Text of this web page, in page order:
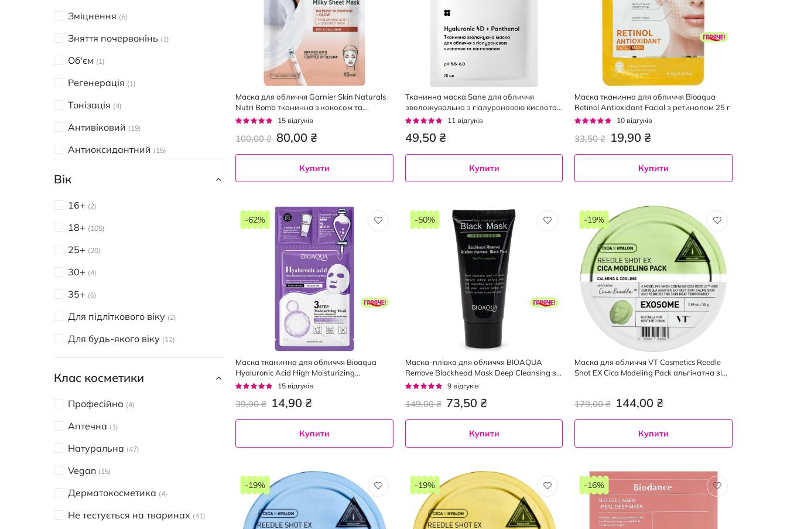
Маска для обличчя Garnier Skin Naturals
Nutri Bomb тканинна з кокосом та
гіалуроновою кислотою 28 г
Рейтинг:
15 відгуків
80,00 ₴
100,00 ₴
Купити
Тканинна маска Sane для обличчя
зволожувальна з гіалуроновою кислотою
та пaнтeнoлoм 25 мл
Рейтинг:
11 відгуків
49,50 ₴
Купити
Маска тканинна для обличчя Bioaqua
Retinol Antioxidant Facial з ретинолом 25 г
Рейтинг:
10 відгуків
19,90 ₴
33,50 ₴
Купити
Маска тканинна для обличчя Bioaqua
Hyaluronic Acid High Moisturizing
Nourishing з гіалуроновою кислотою 25 г
Рейтинг:
15 відгуків
14,90 ₴
39,90 ₴
-62%
Купити
Маска-плівка для обличчя BIOAQUA
Remove Blackhead Mask Deep Cleansing з
активованим вугіллям від чорних цяток
Рейтинг:
9 відгуків
73,50 ₴
149,00 ₴
-50%
Купити
Маска для обличчя VT Cosmetics Reedle
Shot EX Cica Modeling Pack альгінатна зі
144,00 ₴
179,00 ₴
-19%
Купити
-19% -19% -16%
Зміцнення 6
Зняття почервонінь 1
Об'єм 1
Регенерація 1
Тонізація 4
Антивіковий 19
Антиоксидантний 15
Вік
16+ 2
18+ 105
25+ 20
30+ 4
35+ 6
Для підліткового віку 2
Для будь-якого віку 12
Клас косметики
Професійна 4
Аптечна 1
Натуральна 47
Vegan 15
Дерматокосметика 4
Не тестується на тваринах 41